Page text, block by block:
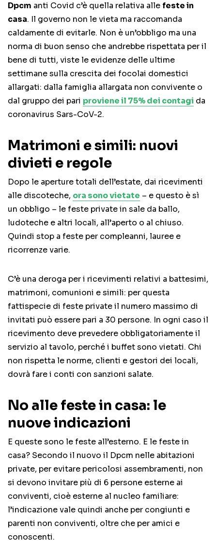
Dpcm anti Covid c’è quella relativa alle feste in
casa. Il governo non le vieta ma raccomanda
caldamente di evitarle. Non è un’obbligo ma una
norma di buon senso che andrebbe rispettata per il
bene di tutti, viste le evidenze delle ultime
settimane sulla crescita dei focolai domestici
allargati: dalla famiglia allargata non convivente o
dal gruppo dei pari proviene il 75% dei contagi da
coronavirus Sars-CoV-2.
Matrimoni e simili: nuovi
divieti e regole
Dopo le aperture totali dell’estate, dai ricevimenti
alle discoteche, ora sono vietate – e questo è sì
un obbligo – le feste private in sale da ballo,
ludoteche e altri locali, all’aperto o al chiuso.
Quindi stop a feste per compleanni, lauree e
ricorrenze varie.
C’è una deroga per i ricevimenti relativi a battesimi,
matrimoni, comunioni e simili: per questa
fattispecie di feste private il numero massimo di
invitati può essere pari a 30 persone. In ogni caso il
ricevimento deve prevedere obbligatoriamente il
servizio al tavolo, perché i buffet sono vietati. Chi
non rispetta le norme, clienti e gestori dei locali,
dovrà fare i conti con sanzioni salate.
No alle feste in casa: le
nuove indicazioni
E queste sono le feste all’esterno. E le feste in
casa? Secondo il nuovo il Dpcm nelle abitazioni
private, per evitare pericolosi assembramenti, non
si devono invitare più di 6 persone esterne ai
conviventi, cioè esterne al nucleo familiare:
l’indicazione vale quindi anche per congiunti e
parenti non conviventi, oltre che per amici e
conoscenti.